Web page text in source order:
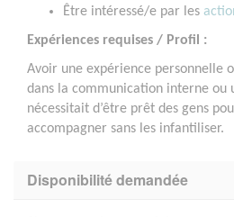
Être intéressé/e par les
Expériences requises / Profil :
Avoir une expérience personnelle
dans la communication interne ou
nécessitait d’être prêt des gens
accompagner sans les infantiliser.
Disponibilité demandée